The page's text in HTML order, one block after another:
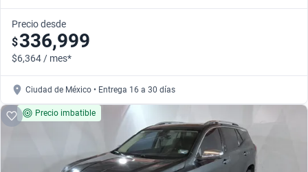
Precio desde
$336,999
$6,364 / mes*
Ciudad de México • Entrega 16 a 30 días
Precio imbatible